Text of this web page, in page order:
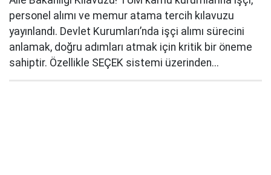
personel alımı ve memur atama tercih kılavuzu
yayınlandı. Devlet Kurumları’nda işçi alımı sürecini
anlamak, doğru adımları atmak için kritik bir öneme
sahiptir. Özellikle SEÇEK sistemi üzerinden...